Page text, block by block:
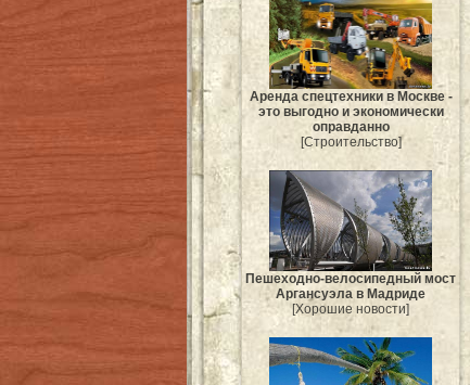
Аренда спецтехники в Москве -
это выгодно и экономически
оправданно
[Строительство]
Пешеходно-велосипедный мост
Аргансуэла в Мадриде
[Хорошие новости]